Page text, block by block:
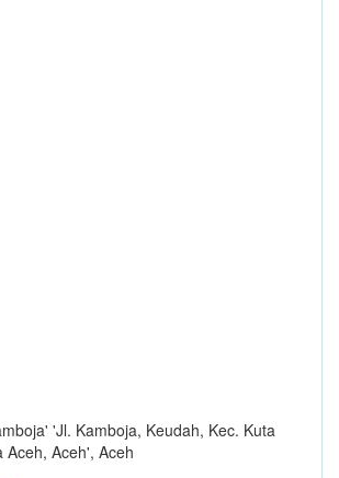
'Jl. Kamboja, Keudah, Kec. Kuta
Aceh, Aceh', Aceh